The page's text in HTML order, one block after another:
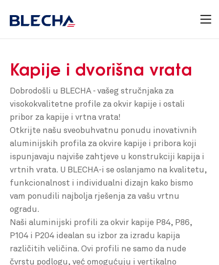
Kapije i dvorišna vrata
Dobrodošli u BLECHA - vašeg stručnjaka za
visokokvalitetne profile za okvir kapije i ostali
pribor za kapije i vrtna vrata!
Otkrijte našu sveobuhvatnu ponudu inovativnih
aluminijskih profila za okvire kapije i pribora koji
ispunjavaju najviše zahtjeve u konstrukciji kapija i
vrtnih vrata. U BLECHA-i se oslanjamo na kvalitetu,
funkcionalnost i individualni dizajn kako bismo
vam ponudili najbolja rješenja za vašu vrtnu
ogradu.
Naši aluminijski profili za okvir kapije P84, P86,
P104 i P204 idealan su izbor za izradu kapija
različitih veličina. Ovi profili ne samo da nude
čvrstu podlogu, već omogućuju i vertikalno